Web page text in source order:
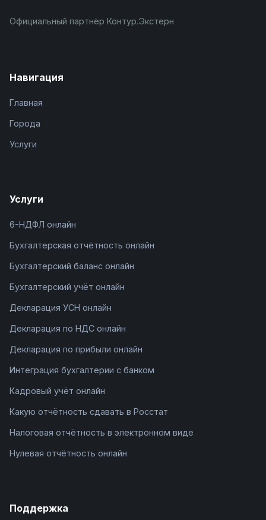
Официальный партнёр Контур.Экстерн
Навигация
Главная
Города
Услуги
Услуги
6-НДФЛ онлайн
Бухгалтерская отчётность онлайн
Бухгалтерский баланс онлайн
Бухгалтерский учёт онлайн
Декларация УСН онлайн
Декларация по НДС онлайн
Декларация по прибыли онлайн
Интеграция бухгалтерии с банком
Кадровый учёт онлайн
Какую отчётность сдавать в Росстат
Налоговая отчётность в электронном виде
Нулевая отчётность онлайн
Поддержка